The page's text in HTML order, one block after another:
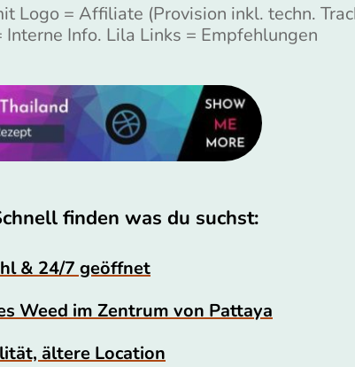
Logo = Affiliate (Provision inkl. techn.
Interne Info. Lila Links = Empfehlungen
finden was du suchst:
& 24/7 geöffnet
Weed im Zentrum von Pattaya
ältere Location